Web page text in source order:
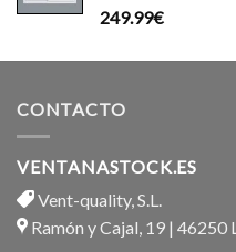
Valorado
249.99€
CONTACTO
VENTANASTOCK.ES
Vent-quality, S.L.
Ramón y Cajal, 19 | 46250